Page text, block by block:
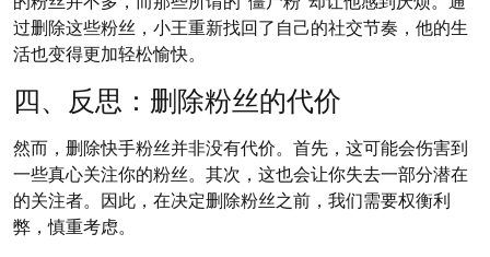
过删除这些粉丝，小王重新找回了自己的社交节奏，他的生
活也变得更加轻松愉快。
四、反思：删除粉丝的代价
然而，删除快手粉丝并非没有代价。首先，这可能会伤害到
一些真心关注你的粉丝。其次，这也会让你失去一部分潜在
的关注者。因此，在决定删除粉丝之前，我们需要权衡利
弊，慎重考虑。